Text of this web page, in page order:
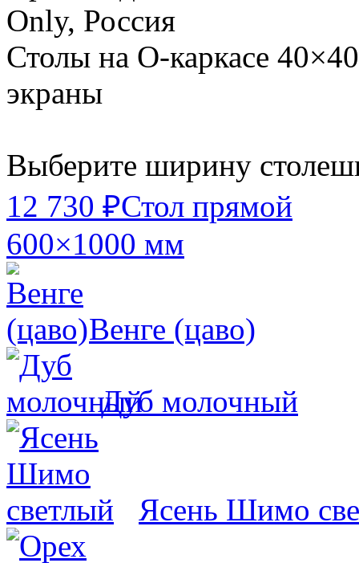
Only, Россия
Столы на О-каркасе
экраны
Выберите ширину
12 730 ₽Стол прямой
600×1000 мм
Венге (цаво)
Дуб молочный
Ясень Шимо